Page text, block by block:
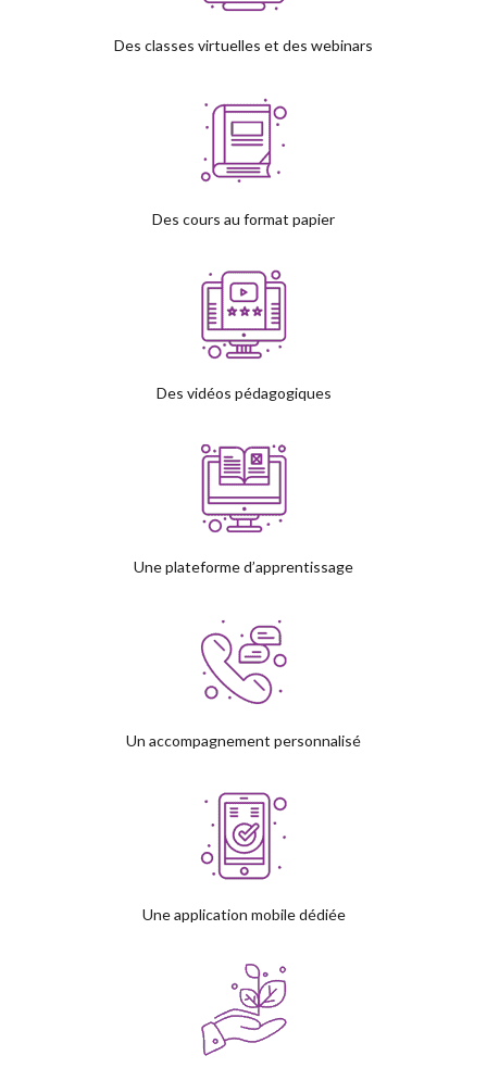
Des classes virtuelles et des webinars
Des cours au format papier
Des vidéos pédagogiques
Une plateforme d’apprentissage
Un accompagnement personnalisé
Une application mobile dédiée